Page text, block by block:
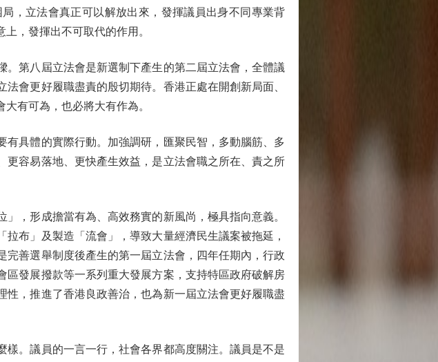
，立法會真正可以解放出來，發揮議員出身不同專業背
，發揮出不可取代的作用。
第八屆立法會是新選制下產生的第二屆立法會，全體議
會更好履職盡責的殷切期待。香港正處在開創新局面、
有可為，也必將大有作為。
具體的實際行動。加強調研，匯聚民智，多動腦筋、多
容易落地、更快產生效益，是立法會職之所在、責之所
形成擔當有為、高效務實的新風尚，極具指向意義。
布」及製造「流會」，導致大量經濟民生議案被拖延，
善選舉制度後產生的第一屆立法會，四年任期內，行政
區發展撥款等一系列重大發展方案，支持特區政府破解房
，推進了香港良政善治，也為新一屆立法會更好履職盡
。議員的一言一行，社會各界都高度關注。議員是不是